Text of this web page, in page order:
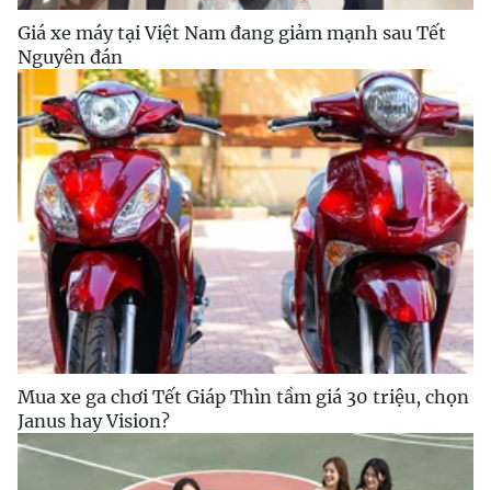
Giá xe máy tại Việt Nam đang giảm mạnh sau Tết
Nguyên đán
Mua xe ga chơi Tết Giáp Thìn tầm giá 30 triệu, chọn
Janus hay Vision?